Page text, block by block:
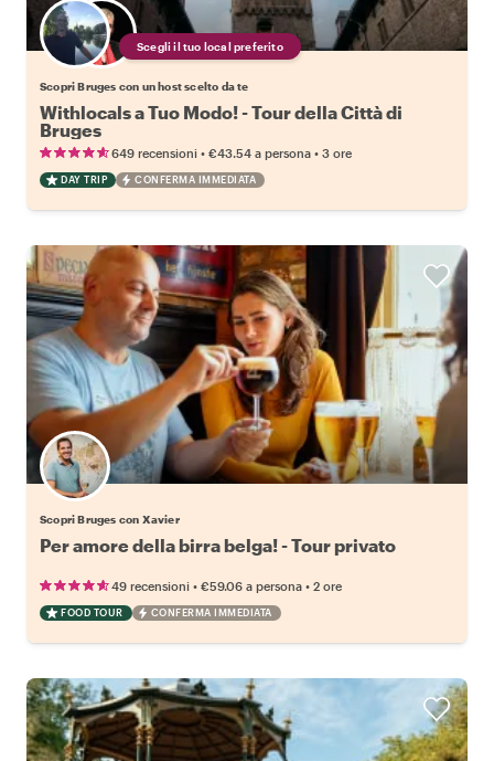
Scegli il tuo local preferito
Scopri Bruges con un host scelto da te
Withlocals a Tuo Modo! - Tour della Città di
Bruges
649 recensioni • €43.54 a persona • 3 ore
DAY TRIP CONFERMA IMMEDIATA
Scopri Bruges con Xavier
Per amore della birra belga! - Tour privato
49 recensioni • €59.06 a persona • 2 ore
FOOD TOUR CONFERMA IMMEDIATA